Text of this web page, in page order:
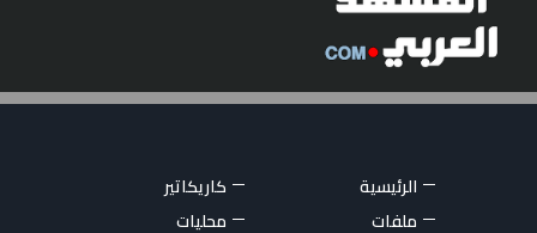
الرئيسية
كاريكاتير
ملفات
محليات